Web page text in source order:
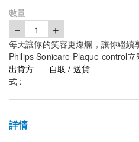
數量
－ 1 ＋
每天讓你的笑容更燦爛，讓你繼續
Philips Sonicare Plaque control
出貨方
式 :
自取 / 送貨
詳情